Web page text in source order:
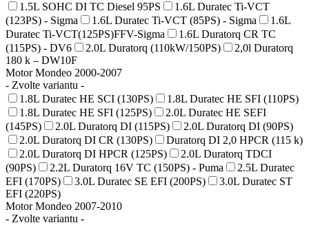
1.5L SOHC DI TC Diesel 95PS
1.6L Duratec Ti-VCT
(123PS) - Sigma
1.6L Duratec Ti-VCT (85PS) - Sigma
1.6L
Duratec Ti-VCT(125PS)FFV-Sigma
1.6L Duratorq CR TC
(115PS) - DV6
2.0L Duratorq (110kW/150PS)
2,0l Duratorq
180 k – DW10F
Motor Mondeo 2000-2007
- Zvolte variantu -
1.8L Duratec HE SCI (130PS)
1.8L Duratec HE SFI (110PS)
1.8L Duratec HE SFI (125PS)
2.0L Duratec HE SEFI
(145PS)
2.0L Duratorq DI (115PS)
2.0L Duratorq DI (90PS)
2.0L Duratorq DI CR (130PS)
Duratorq DI 2,0 HPCR (115 k)
2.0L Duratorq DI HPCR (125PS)
2.0L Duratorq TDCI
(90PS)
2.2L Duratorq 16V TC (150PS) - Puma
2.5L Duratec
EFI (170PS)
3.0L Duratec SE EFI (200PS)
3.0L Duratec ST
EFI (220PS)
Motor Mondeo 2007-2010
- Zvolte variantu -